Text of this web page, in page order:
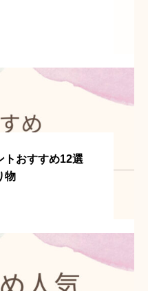
トおすすめ12選
物